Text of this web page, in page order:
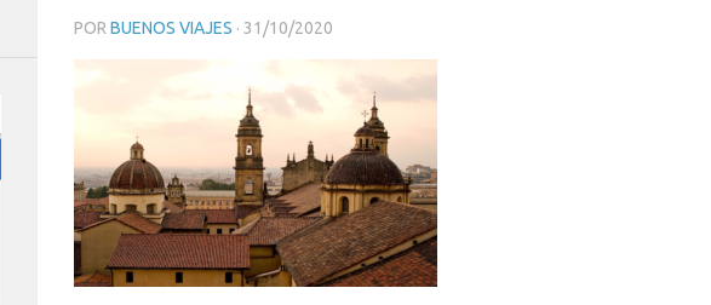
POR BUENOS VIAJES · 31/10/2020